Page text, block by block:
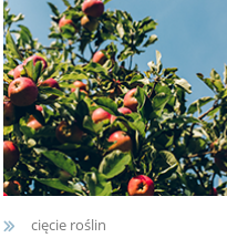
cięcie roślin